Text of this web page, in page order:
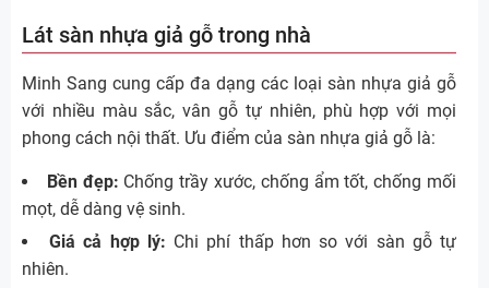
Lát sàn nhựa giả gỗ trong nhà
Minh Sang cung cấp đa dạng các loại sàn nhựa giả gỗ
với nhiều màu sắc, vân gỗ tự nhiên, phù hợp với mọi
phong cách nội thất. Ưu điểm của sàn nhựa giả gỗ là:
Bền đẹp: Chống trầy xước, chống ẩm tốt, chống mối
mọt, dễ dàng vệ sinh.
Giá cả hợp lý: Chi phí thấp hơn so với sàn gỗ tự
nhiên.